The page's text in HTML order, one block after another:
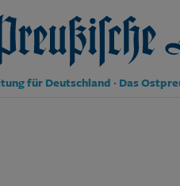
Allgemeine Zeitung
für Deutschland · Das